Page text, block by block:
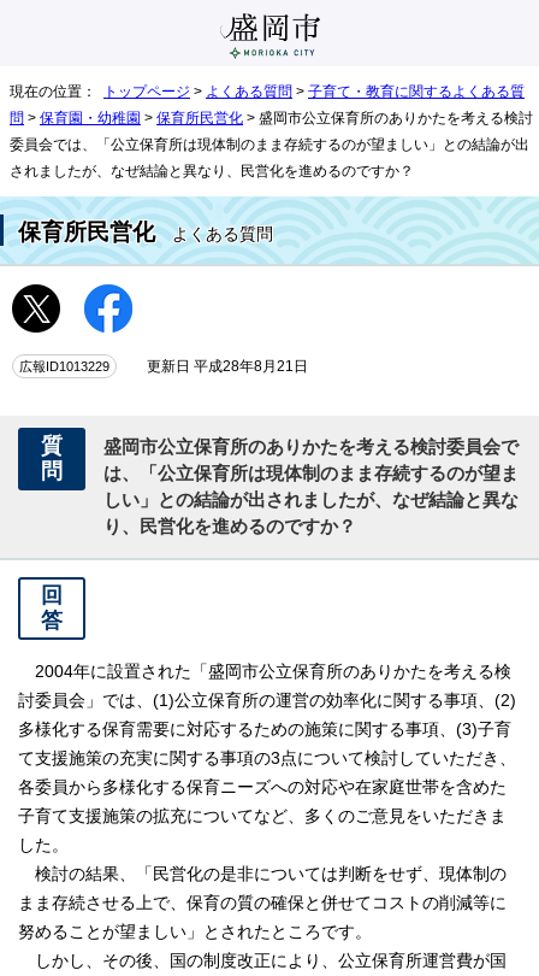
現在の位置： トップページ > よくある質問 > 子育て・教育に関するよくある質
問 > 保育園・幼稚園 > 保育所民営化 > 盛岡市公立保育所のありかたを考える検討
委員会では、「公立保育所は現体制のまま存続するのが望ましい」との結論が出
されましたが、なぜ結論と異なり、民営化を進めるのですか？
保育所民営化よくある質問
広報ID1013229 更新日 平成28年8月21日
質
問
盛岡市公立保育所のありかたを考える検討委員会で
は、「公立保育所は現体制のまま存続するのが望ま
しい」との結論が出されましたが、なぜ結論と異な
り、民営化を進めるのですか？
回
答
2004年に設置された「盛岡市公立保育所のありかたを考える検
討委員会」では、(1)公立保育所の運営の効率化に関する事項、(2)
多様化する保育需要に対応するための施策に関する事項、(3)子育
て支援施策の充実に関する事項の3点について検討していただき、
各委員から多様化する保育ニーズへの対応や在家庭世帯を含めた
子育て支援施策の拡充についてなど、多くのご意見をいただきま
した。
検討の結果、「民営化の是非については判断をせず、現体制の
まま存続させる上で、保育の質の確保と併せてコストの削減等に
努めることが望ましい」とされたところです。
しかし、その後、国の制度改正により、公立保育所運営費が国